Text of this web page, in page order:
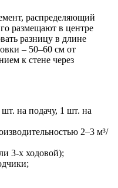
распределяющий
размещают в центре
разницу в длине
– 50–60 см от
к стене через
на подачу, 1 шт. на
2–3 м³/
3-х ходовой);